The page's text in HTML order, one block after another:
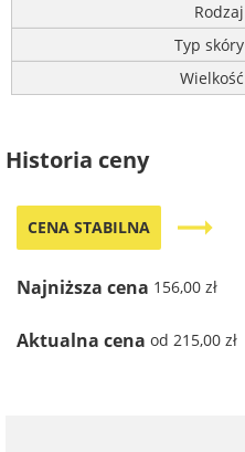
Rodzaj
Typ skóry
Wielkość
Historia ceny
CENA STABILNA trending_flat
Najniższa cena 156,00 zł
Aktualna cena od 215,00 zł